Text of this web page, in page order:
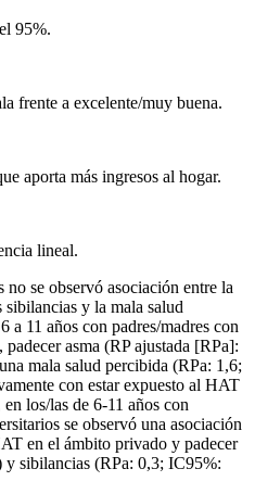
95%.
frente a excelente/muy buena.
aporta más ingresos al hogar.
lineal.
no se observó asociación entre la
y la mala salud
a 11 años con padres/madres con
asma (RP ajustada [RPa]:
mala salud percibida (RPa: 1,6;
con estar expuesto al HAT
los/las de 6-11 años con
se observó una asociación
en el ámbito privado y padecer
sibilancias (RPa: 0,3; IC95%: